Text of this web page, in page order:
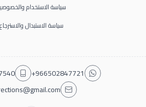
سياسة الاستخدام
سياسة الاستبدال والاسترجاع
+966502847721